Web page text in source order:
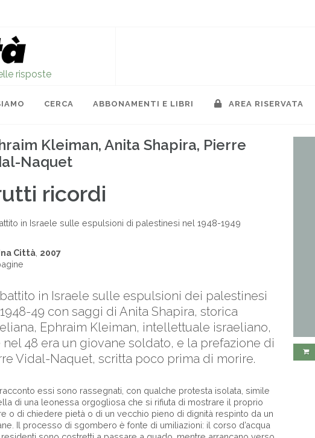
risposte
CERCA ABBONAMENTI E LIBRI AREA RISERVATA
Kleiman, Anita Shapira, Pierre
Naquet
ricordi
in Israele sulle espulsioni di palestinesi nel 1948-1949
Città 2007
in Israele sulle espulsioni dei palestinesi
49 con saggi di Anita Shapira, storica
Ephraim Kleiman, intellettuale israeliano,
nel 48 era un giovane soldato, e la prefazione di
Vidal-Naquet, scritta poco prima di morire.
essi sono rassegnati, con qualche protesta isolata, simile
di una leonessa orgogliosa che si rifiuta di mostrare il proprio
o di chiedere pietà o di un vecchio pieno di dignità respinto da un
Il processo di sgombero è fonte di umiliazioni: il corso d’acqua